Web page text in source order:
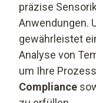
präzise
Anwendungen.
gewährleistet
Analyse von
um Ihre
Compliance